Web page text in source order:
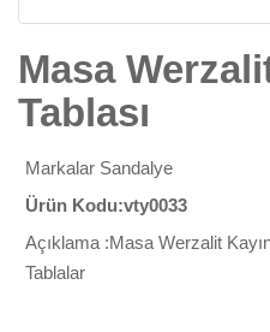
Masa
Tablası
Markalar Sandalye
Ürün Kodu:vty0033
Açıklama :Masa Werzalit
Tablalar